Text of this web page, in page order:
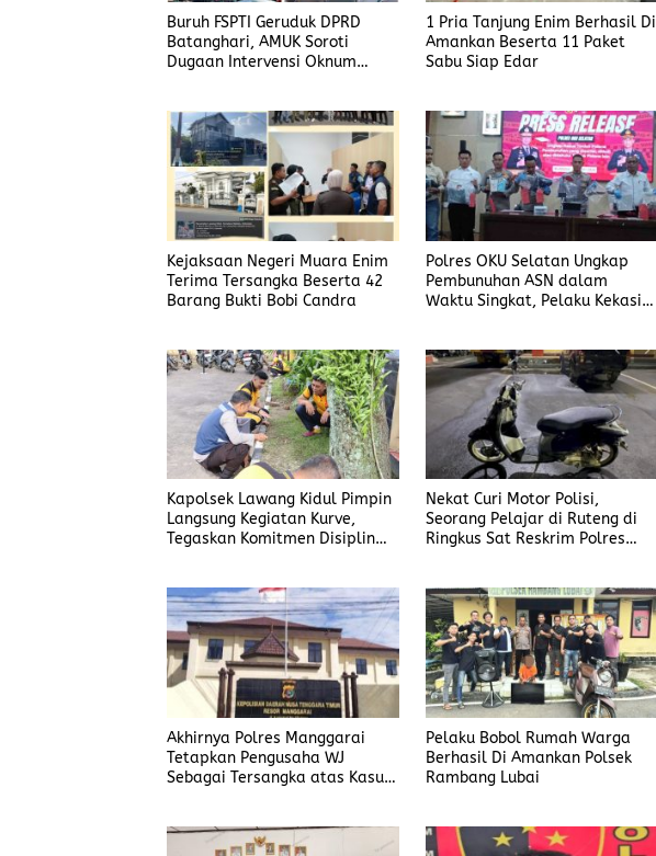
Buruh FSPTI Geruduk DPRD
Batanghari, AMUK Soroti
Dugaan Intervensi Oknum
1 Pria Tanjung Enim Berhasil Di
Amankan Beserta 11 Paket
Sabu Siap Edar
Kejaksaan Negeri Muara Enim
Terima Tersangka Beserta 42
Barang Bukti Bobi Candra
Polres OKU Selatan Ungkap
Pembunuhan ASN dalam
Waktu Singkat, Pelaku Kekasih
Kapolsek Lawang Kidul Pimpin
Langsung Kegiatan Kurve,
Tegaskan Komitmen Disiplin
Nekat Curi Motor Polisi,
Seorang Pelajar di Ruteng di
Ringkus Sat Reskrim Polres
Akhirnya Polres Manggarai
Tetapkan Pengusaha WJ
Sebagai Tersangka atas Kasus
Pelaku Bobol Rumah Warga
Berhasil Di Amankan Polsek
Rambang Lubai